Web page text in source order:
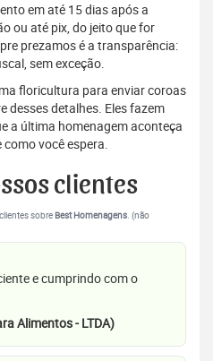
em até 15 dias após a
ou até pix, do jeito que for
prezamos é a transparência:
sem exceção.
floricultura para enviar coroas
desses detalhes. Eles fazem
a última homenagem aconteça
você espera.
clientes
sobre Best Homenagens. (não
e cumprindo com o
Alimentos - LTDA)